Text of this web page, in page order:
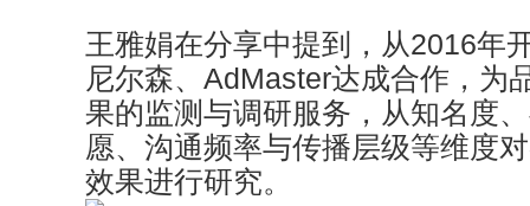
王雅娟在分享中提到，从2016年
尼尔森、AdMaster达成合作，为
果的监测与调研服务，从知名度
愿、沟通频率与传播层级等维度
效果进行研究。